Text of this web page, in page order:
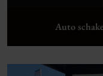
Auto